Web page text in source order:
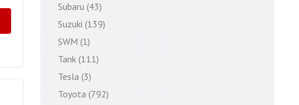
Subaru (43)
Suzuki (139)
SWM (1)
Tank (111)
Tesla (3)
Toyota (792)